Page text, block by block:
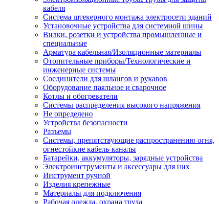
кабеля
Система штекерного монтажа электросети зданий
Установочные устройства для системной шины
Вилки, розетки и устройства промышленные и
специальные
Арматура кабельная/Изоляционные материалы
Отопительные приборы/Технологические и
инженерные системы
Соединители для шлангов и рукавов
Оборудование паяльное и сварочное
Котлы и обогреватели
Системы распределения высокого напряжения
Не определено
Устройства безопасности
Разъемы
Системы, препятствующие распространению огня,
огнестойкие кабель-каналы
Батарейки, аккумуляторы, зарядные устройства
Электроинструменты и аксессуары для них
Инструмент ручной
Изделия крепежные
Материалы для подключения
Рабочая одежда, охрана труда